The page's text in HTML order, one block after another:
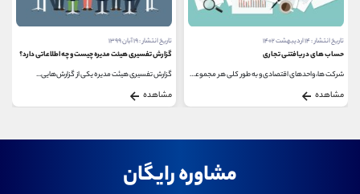
تاریخ انتشار : ۱۴ اردیبهشت ۱۴۰۲
حساب های دریافتنی تجاری
شرکت ها، واحدهای اقتصادی و به طور کلی هر مجموعه...
مشاهده
تاریخ انتشار : ۱۹ آبان ۱۳۹۹
گزارش تفسیری هیئت مدیره چیست و چه اطلاعاتی دارد؟
گزارش تفسیری هیئت مدیره یکی از گزارش‌هایی...
مشاهده
مشاوره رایگان